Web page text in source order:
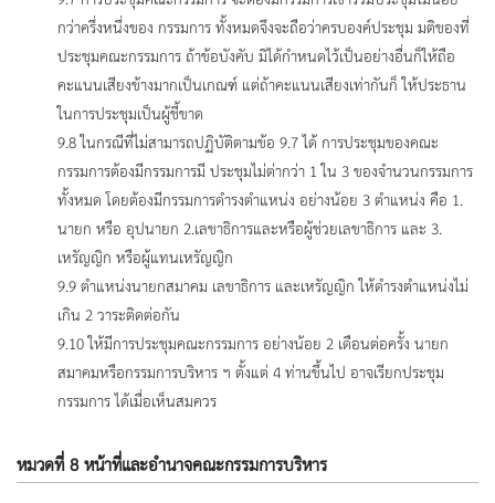
กว่าครึ่งหนึ่งของ กรรมการ ทั้งหมดจึงจะถือว่าครบองค์ประชุม มติของที่
ประชุมคณะกรรมการ ถ้าข้อบังคับ มิได้กำหนดไว้เป็นอย่างอื่นก็ให้ถือ
คะแนนเสียงข้างมากเป็นเกณฑ์ แต่ถ้าคะแนนเสียงเท่ากันก็ ให้ประธาน
ในการประชุมเป็นผู้ชี้ขาด
9.8 ในกรณีที่ไม่สามารถปฏิบัติตามข้อ 9.7 ได้ การประชุมของคณะ
กรรมการต้องมีกรรมการมี ประชุมไม่ต่ากว่า 1 ใน 3 ของจำนวนกรรมการ
ทั้งหมด โดยต้องมีกรรมการดำรงตำแหน่ง อย่างน้อย 3 ตำแหน่ง คือ 1.
นายก หรือ อุปนายก 2.เลขาธิการและหรือผู้ช่วยเลขาธิการ และ 3.
เหรัญญิก หรือผู้แทนเหรัญญิก
9.9 ตำแหน่งนายกสมาคม เลขาธิการ และเหรัญญิก ให้ดำรงตำแหน่งไม่
เกิน 2 วาระติดต่อกัน
9.10 ให้มีการประชุมคณะกรรมการ อย่างน้อย 2 เดือนต่อครั้ง นายก
สมาคมหรือกรรมการบริหาร ฯ ตั้งแต่ 4 ท่านขึ้นไป อาจเรียกประชุม
กรรมการ ได้เมื่อเห็นสมควร
หมวดที่ 8 หน้าที่และอำนาจคณะกรรมการบริหาร